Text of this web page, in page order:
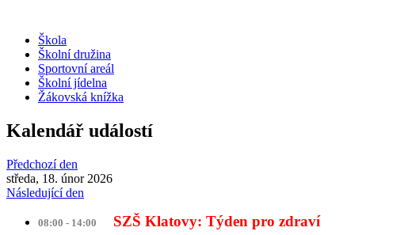
Škola
Školní družina
Sportovní areál
Školní jídelna
Žákovská knížka
Kalendář událostí
Předchozí den
středa, 18. únor 2026
Následující den
08:00 - 14:00 SZŠ Klatovy: Týden pro zdraví